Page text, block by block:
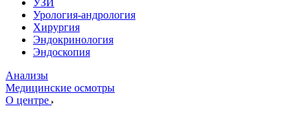
УЗИ
Урология-андрология
Хирургия
Эндокринология
Эндоскопия
Анализы
Медицинские осмотры
О центре